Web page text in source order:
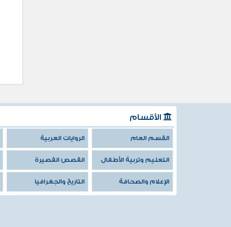
الأقسام
القسم العام الروايات العربية
التعليم وتربية الأطفال القصص القصيرة
الإعلام والصحافة التاريخ والجغرافيا